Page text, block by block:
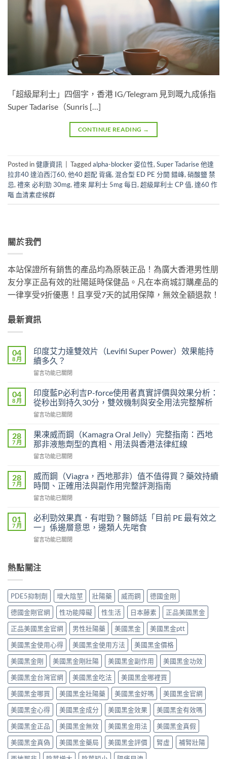
「超級犀利士」四個字，香港 IG/Telegram 見到嘅九成係指
Super Tadarise（Sunris […]
CONTINUE READING →
Posted in健康資訊 Taggedalpha-blocker 姿位性,Super Tadarise 他達
拉非40 達泊西汀60,他40 超配 背痛,混合型 ED PE 分開 錯峰,硝酸鹽 禁
忌,禮來 必利勁 30mg,禮來 犀利士 5mg 每日,超級犀利士 CP 值,達60 作
嘔 血清素症候群
關於我們
本站保證所有銷售的產品均為原裝正品！為廣大香港男性朋
友分享正品有效的壯陽延時保健品。凡在本商城訂購產品的
一律享受9折優惠！且享受7天的試用保障，無效全額退款！
最新資訊
04
8 月
印度艾力達雙效片（Levifil Super Power）效果能持
續多久？
在
度
艾
力
達
效
片
（Levifil
Super
效
果
持
多
久？〉
中
留言功能已關閉
04
8 月
印度藍P必利吉P-force使用者真實評價與效果分析：
從秒出到持久30分，雙效機制與安全用法完整解析
在
度
藍
P
必
吉
P-
force
使
者
真
評
效
析：
從
秒
出
到
持
久
30
分，
雙
效
機
制
與
安
全
用
法
完
留言功能已關閉
28
7 月
果凍威而鋼（Kamagra Oral Jelly）完整指南：西地
那非液態劑型的真相、用法與香港法律紅線
在
凍
威
而
鋼
Oral
Jelly）
整
西
非
液
態
劑
型
的
真
相、
用
法
與
香
港
法
律
紅
線〉
中
留言功能已關閉
28
7 月
威而鋼（Viagra，西地那非）值不值得買？藥效持續
時間、正確用法與副作用完整評測指南
在
而
鋼
（Viagra，
西
非）
值
得
買？
藥
效
持
續
時
間、
正
確
用
法
與
副
作
用
完
整
評
留言功能已關閉
01
7 月
必利勁效果真．有咁勁？醫師話「目前 PE 最有效之
一」係邊層意思，邊類人先啱食
在
勁
效
真．
有
咁
勁？
醫
師
話
「目
前
PE
最
有
效
之
一」
係
邊
層
意
思，
留言功能已關閉
熱點關注
PDE5抑制劑 增大陰莖 壯陽藥 威而鋼
德國金剛
德國金剛官網
性功能障礙 性生活 日本藤素
正品美國黑金
正品美國黑金官網
男性壯陽藥 美國黑金
美國黑金ptt
美國黑金使用心得
美國黑金使用方法
美國黑金價格
美國黑金剛
美國黑金剛壯陽 美國黑金副作用
美國黑金功效
美國黑金台灣官網
美國黑金吃法
美國黑金哪裡買
美國黑金哪買
美國黑金壯陽藥 美國黑金好嗎
美國黑金官網
美國黑金心得
美國黑金成分 美國黑金效果
美國黑金有效嗎
美國黑金正品
美國黑金無效 美國黑金用法
美國黑金真假
美國黑金真偽
美國黑金藥局 美國黑金評價 腎虛
補腎壯陽